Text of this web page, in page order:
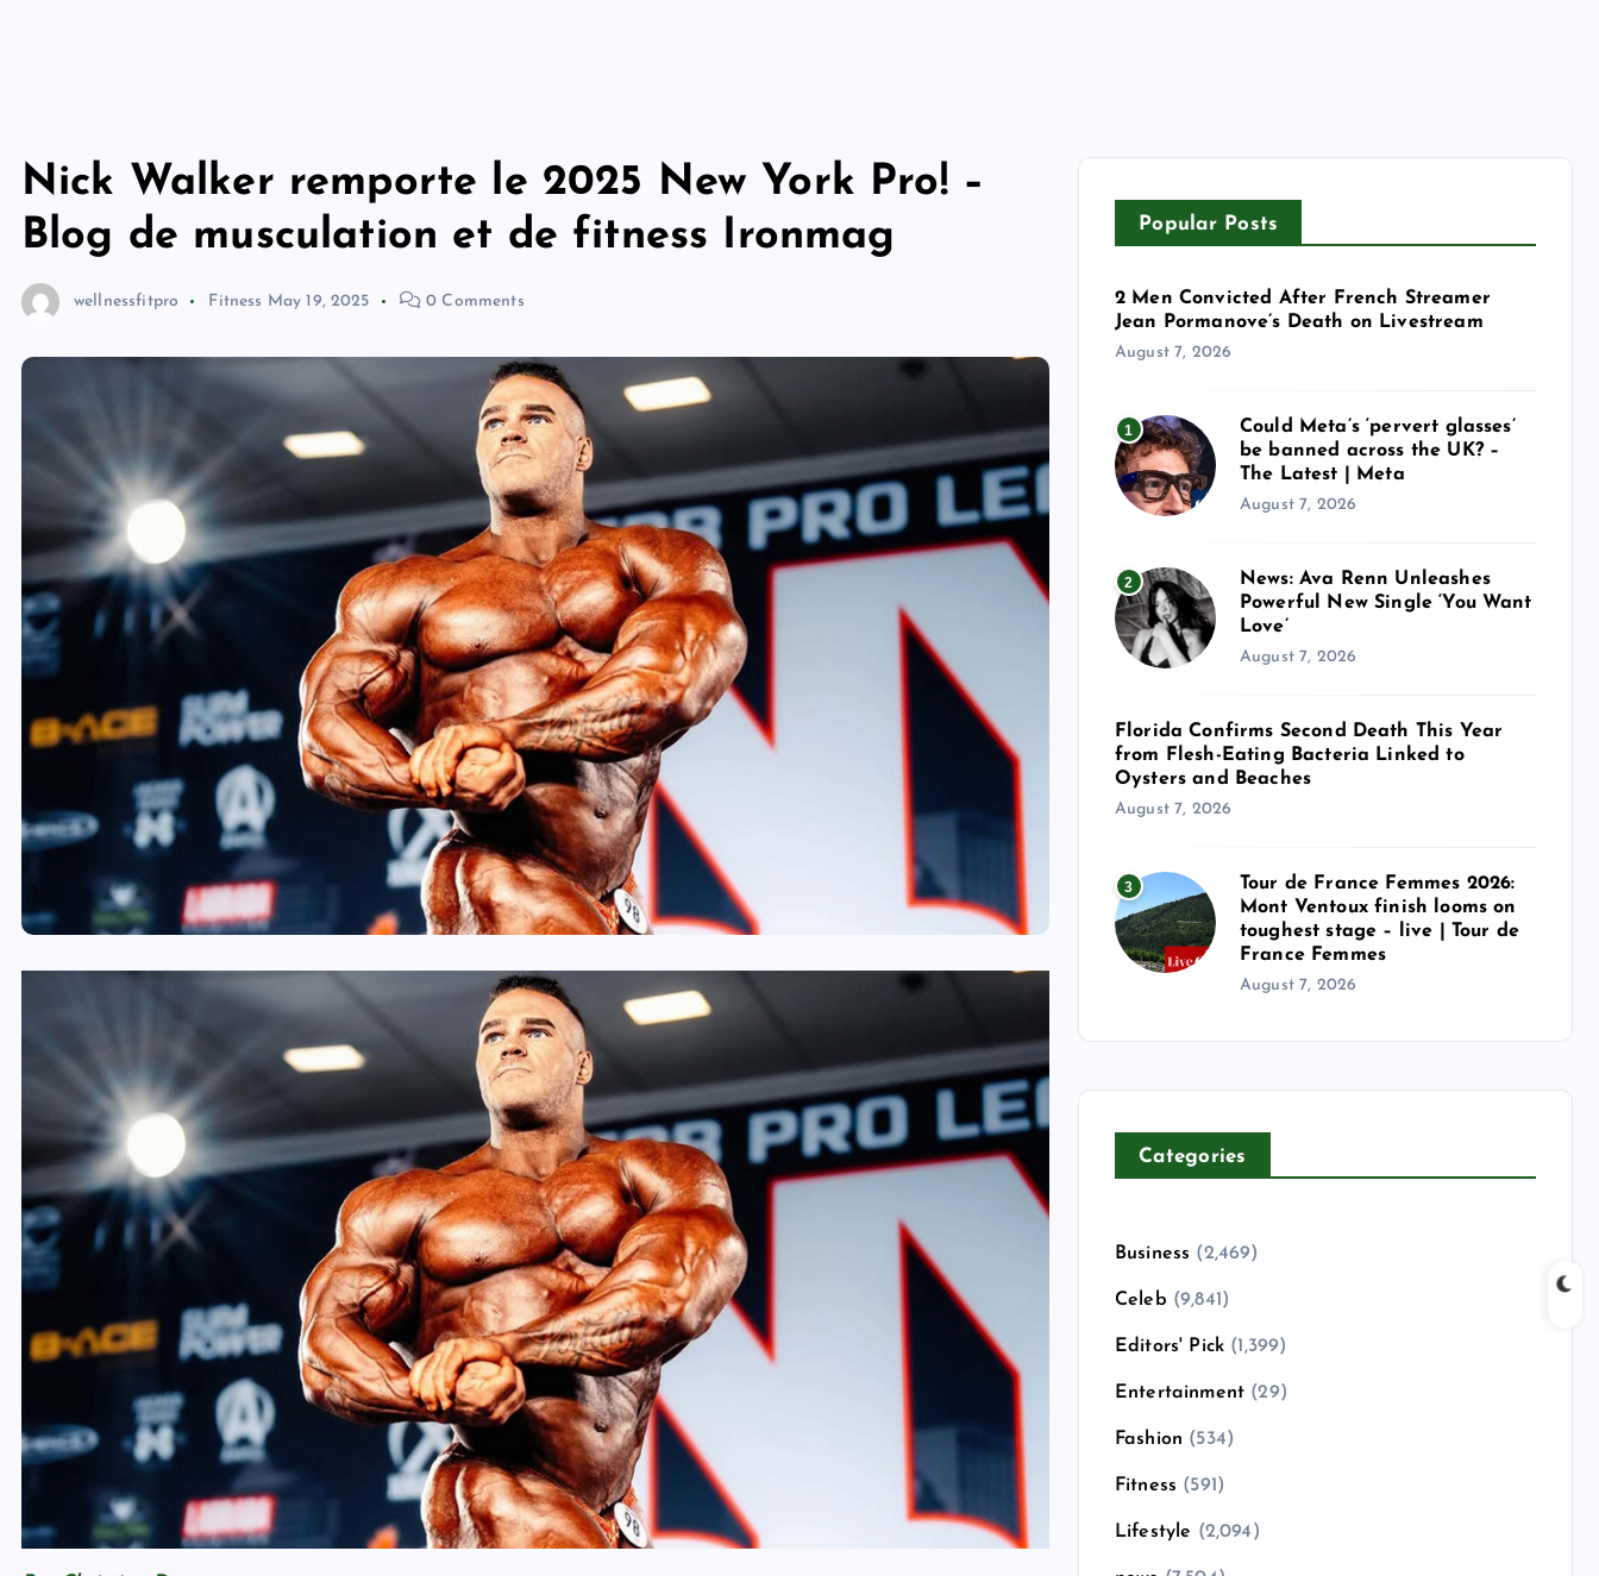
Nick Walker remporte le 2025 New York Pro! –
Blog de musculation et de fitness Ironmag
wellnessfitpro Fitness May 19, 2025 0 Comments
Popular Posts
2 Men Convicted After French Streamer
Jean Pormanove’s Death on Livestream
August 7, 2026
1
Could Meta’s ‘pervert glasses’
be banned across the UK? –
The Latest | Meta
August 7, 2026
2
News: Ava Renn Unleashes
Powerful New Single ‘You Want
Love’
August 7, 2026
Florida Confirms Second Death This Year
from Flesh-Eating Bacteria Linked to
Oysters and Beaches
August 7, 2026
3
Tour de France Femmes 2026:
Mont Ventoux finish looms on
toughest stage – live | Tour de
France Femmes
August 7, 2026
Categories
Business (2,469)
Celeb (9,841)
Editors' Pick (1,399)
Entertainment (29)
Fashion (534)
Fitness (591)
Lifestyle (2,094)